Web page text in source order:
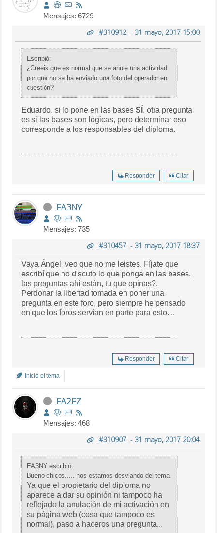
Mensajes: 6729
#310912- 31 mayo, 2017 15:00
Escribió:
¿Creeis que es normal que se anule una actividad
por que no se ha enviado una foto del operador en
cuestión?
Eduardo, si lo pone en las basesSÍ , otra pregunta
es si las bases son lógicas, pero determinar eso
corresponde a los responsables del diploma.
Responder Citar
EA3NY
Mensajes: 735
#310457- 31 mayo, 2017 18:37
Vaya Ángel, veo que no me leistes. Fíjate que
escribí que no discuto lo que ponga en las bases,
las preguntas ahí están, tu que opinas?.
Perdonar la libertad tomada en poner una
pregunta en este foro, pero siempre he pensado
en que los foros servían en parte para esto....
Responder Citar
Inició el tema
EA2EZ
Mensajes: 468
#310907- 31 mayo, 2017 20:04
EA3NY escribió:
Bueno chicos..... nos estamos desviando del tema.
Ya que el propietario del diploma no
aparece a dar su opinión ni tampoco ha
reflejado la anulación de mi activación en
su página web (cosa que tampoco es
normal), paso a haceros una pregunta...